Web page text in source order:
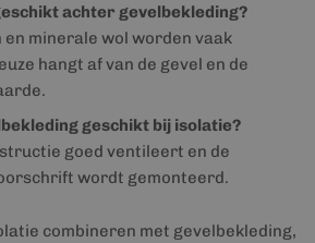
achter gevelbekleding?
minerale wol worden vaak
hangt af van de gevel en de
geschikt bij isolatie?
goed ventileert en de
wordt gemonteerd.
combineren met gevelbekleding,